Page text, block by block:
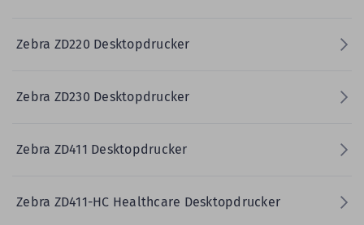
Zebra ZD220 Desktopdrucker
Zebra ZD230 Desktopdrucker
Zebra ZD411 Desktopdrucker
Zebra ZD411-HC Healthcare Desktopdrucker